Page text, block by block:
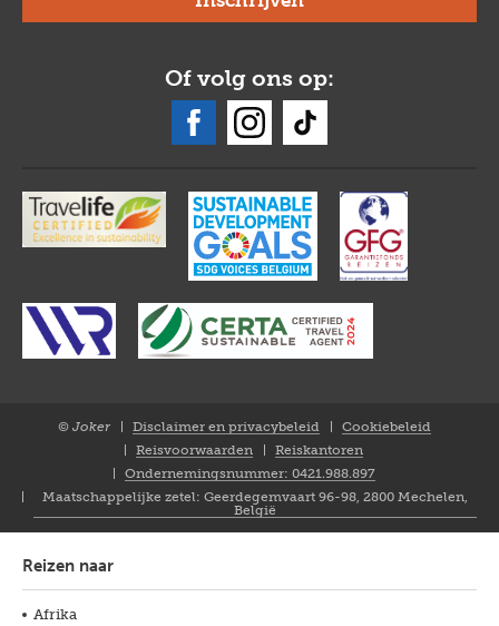
Of volg ons op:
© Joker
Disclaimer en privacybeleid
Cookiebeleid
Reisvoorwaarden
Reiskantoren
Ondernemingsnummer: 0421.988.897
Maatschappelijke zetel: Geerdegemvaart 96-98, 2800 Mechelen,
België
Reizen naar
Afrika